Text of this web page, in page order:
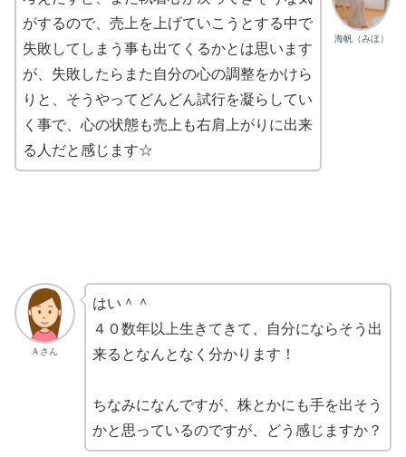
海帆（みほ）
がするので、売上を上げていこうとする中で
失敗してしまう事も出てくるかとは思います
が、失敗したらまた自分の心の調整をかけら
りと、そうやってどんどん試行を凝らしてい
く事で、心の状態も売上も右肩上がりに出来
る人だと感じます☆
Ａさん
はい＾＾
４０数年以上生きてきて、自分にならそう出
来るとなんとなく分かります！
ちなみになんですが、株とかにも手を出そう
かと思っているのですが、どう感じますか？